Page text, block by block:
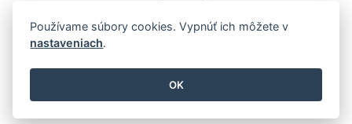
© 2026 Svet Interiéru - kuchyňa, kúpeľne,
Používame súbory cookies. Vypnúť ich môžete v
nastaveniach.
OK